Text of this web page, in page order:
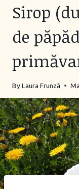
Sirop
de
ByLaura Frunză